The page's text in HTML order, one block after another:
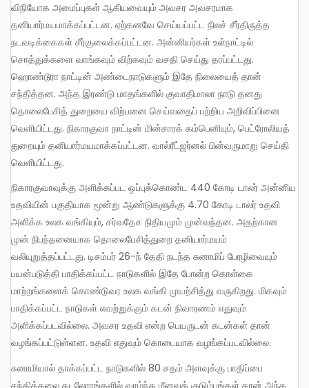
விநியோக அமைப்புகள் ஆகியவையும் அவசர அவசரமாக
தனியார்மயமாக்கப்பட்டன. ஏற்கனவே செய்யப்பட்ட நிலச் சீர்திருத்த
நடவடிக்கைகள் சீர்குலைக்கப்பட்டன. அன்னியர்கள் உள்நாட்டில்
சொத்துக்களை வாங்கவும் விற்கவும் வசதி செய்து தரப்பட்டது.
ஹொண்டூரா நாட்டின் அண்டைநாடுகளும் இதே நிலையைத் தான்
சந்தித்தன. அந்த இரண்டு மாதங்களில் குவாதிமாலா நாடு தனது
தொலைபேசித் துறையை விற்பனை செய்வதைப் பற்றிய அறிவிப்பினை
வெளியிட்டது. நிகாரகுவா நாட்டின் மின்சாரக் கம்பெனியும், பெட்ரோலியத்
துறையும் தனியார்மயமாக்கப்பட்டன. வால்ரீட்ஜர்னல் பின்வருமாறு செய்தி
வெளியிட்டது.
நிகாரகுவாவுக்கு அளிக்கப்பட ஒப்புக்கொண்ட 440 கோடி டாலர் அன்னிய
உதவியின் பகுதியாக மூன்று ஆண்டுகளுக்கு 4.70 கோடி டாலர் உதவி
அளிக்க உலக வங்கியும், சர்வதேச நிதியமும் முன்வந்தன. அதற்கான
முன் நிபந்தனையாக தொலைபேசித்துறை தனியார்மயம்
வலியுறுத்தப்பட்டது. டிசம்பர் 26-ந் தேதி நடந்த சுனாமிப் பேரழிவையும்
பயன்படுத்தி பாதிக்கப்பட்ட நாடுகளில் இதே போன்ற கொள்கை
மாற்றங்களைக் கொண்டுவர உலக வங்கி முயற்சித்து வருகிறது. மிகவும்
பாதிக்கப்பட்ட நாடுகள் எவற்றுக்கும் கடன் நிவாரணம் எதுவும்
அளிக்கப்படவில்லை. அவசர உதவி என்ற பெயருடன் கடன்கள் தான்
வழங்கப்பட்டுள்ளன. உதவி எதுவும் கொடையாக வழங்கப்படவில்லை.
சுனாமியால் தாக்கப்பட்ட நாடுகளில் 80 சதம் அளவுக்கு பாதிப்பை
சந்தித்தலை கடலோரங்களில் வாழ்ந்த மீனவக் குடும்பங்கள் தான் அந்த